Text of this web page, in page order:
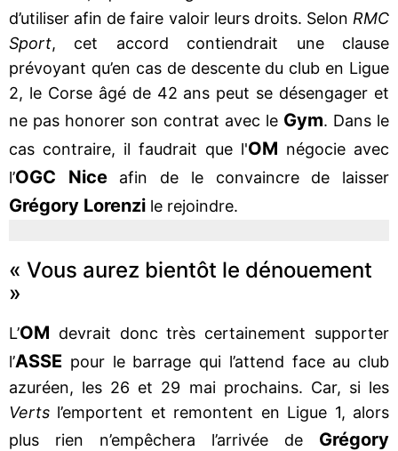
d’utiliser afin de faire valoir leurs droits. Selon RMC
Sport, cet accord contiendrait une clause
prévoyant qu’en cas de descente du club en Ligue
2, le Corse âgé de 42 ans peut se désengager et
ne pas honorer son contrat avec le Gym. Dans le
cas contraire, il faudrait que l'OM négocie avec
l’OGC Niceafin de le convaincre de laisser
Grégory Lorenzi le rejoindre.
« Vous aurez bientôt le dénouement
»
L’OM devrait donc très certainement supporter
l’ASSE pour le barrage qui l’attend face au club
azuréen, les 26 et 29 mai prochains. Car, si les
Verts l’emportent et remontent en Ligue 1, alors
plus rien n’empêchera l’arrivée de Grégory